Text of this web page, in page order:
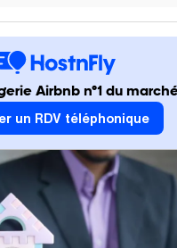
Airbnb n°1 du
un RDV téléphonique